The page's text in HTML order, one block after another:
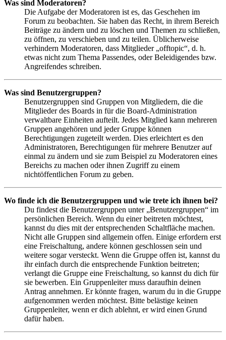
Was sind Moderatoren?
Die Aufgabe der Moderatoren ist es, das Geschehen im
Forum zu beobachten. Sie haben das Recht, in ihrem Bereich
Beiträge zu ändern und zu löschen und Themen zu schließen,
zu öffnen, zu verschieben und zu teilen. Üblicherweise
verhindern Moderatoren, dass Mitglieder „offtopic“, d. h.
etwas nicht zum Thema Passendes, oder Beleidigendes bzw.
Angreifendes schreiben.
Was sind Benutzergruppen?
Benutzergruppen sind Gruppen von Mitgliedern, die die
Mitglieder des Boards in für die Board-Administration
verwaltbare Einheiten aufteilt. Jedes Mitglied kann mehreren
Gruppen angehören und jeder Gruppe können
Berechtigungen zugeteilt werden. Dies erleichtert es den
Administratoren, Berechtigungen für mehrere Benutzer auf
einmal zu ändern und sie zum Beispiel zu Moderatoren eines
Bereichs zu machen oder ihnen Zugriff zu einem
nichtöffentlichen Forum zu geben.
Wo finde ich die Benutzergruppen und wie trete ich ihnen bei?
Du findest die Benutzergruppen unter „Benutzergruppen“ im
persönlichen Bereich. Wenn du einer beitreten möchtest,
kannst du dies mit der entsprechenden Schaltfläche machen.
Nicht alle Gruppen sind allgemein offen. Einige erfordern erst
eine Freischaltung, andere können geschlossen sein und
weitere sogar versteckt. Wenn die Gruppe offen ist, kannst du
ihr einfach durch die entsprechende Funktion beitreten;
verlangt die Gruppe eine Freischaltung, so kannst du dich für
sie bewerben. Ein Gruppenleiter muss daraufhin deinen
Antrag annehmen. Er könnte fragen, warum du in die Gruppe
aufgenommen werden möchtest. Bitte belästige keinen
Gruppenleiter, wenn er dich ablehnt, er wird einen Grund
dafür haben.